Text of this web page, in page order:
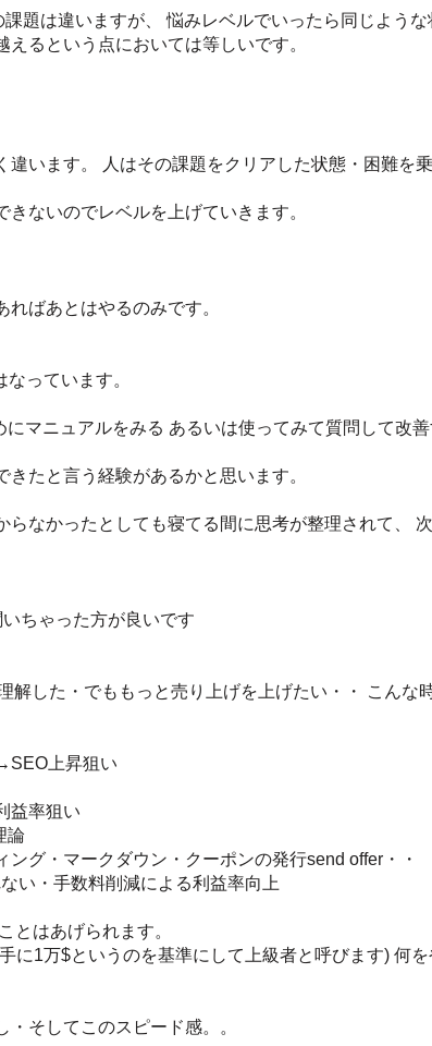
題は違いますが、 悩みレベルでいったら同じような
るという点においては等しいです。
います。 人はその課題をクリアした状態・困難を
ないのでレベルを上げていきます。
ばあとはやるのみです。
っています。
マニュアルをみる あるいは使ってみて質問して改善
たと言う経験があるかと思います。
なかったとしても寝てる間に思考が整理されて、
ちゃった方が良いです
解した・でももっと売り上げを上げたい・・ こんな
上昇狙い
益率狙い
論
グ・マークダウン・クーポンの発行send offer・・
い・手数料削減による利益率向上
とはあげられます。
に1万$というのを基準にして上級者と呼びます) 何
そしてこのスピード感。。